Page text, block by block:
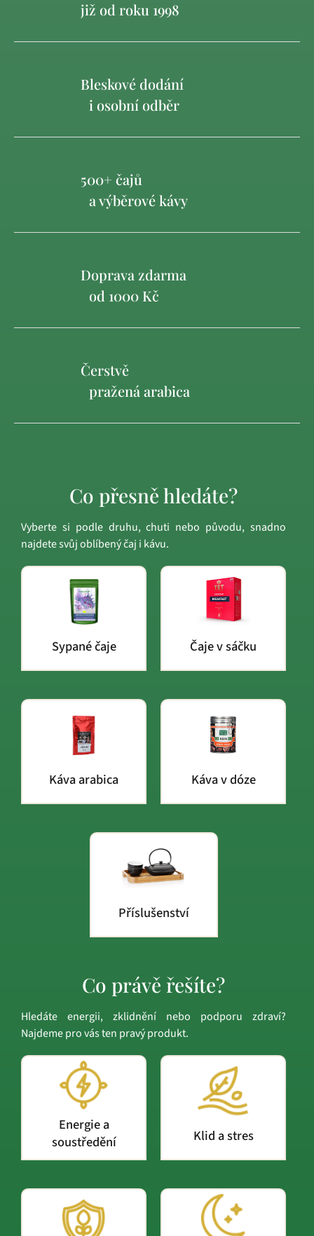
již od roku 1998
Bleskové dodání
i osobní odběr
500+ čajů
a výběrové kávy
Doprava zdarma
od 1000 Kč
Čerstvě
pražená arabica
Co přesně hledáte?
Vyberte si podle druhu, chuti nebo původu, snadno
najdete svůj oblíbený čaj i kávu.
Sypané čaje Čaje v sáčku
Káva arabica Káva v dóze
Příslušenství
Co právě řešíte?
Hledáte energii, zklidnění nebo podporu zdraví?
Najdeme pro vás ten pravý produkt.
Energie a
soustředění
Klid a stres